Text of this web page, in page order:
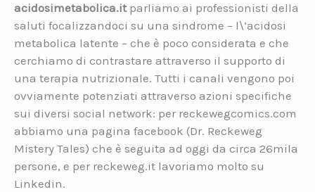
acidosimetabolica.itparliamo ai professionisti della
saluti focalizzandoci su una sindrome – l\’acidosi
metabolica latente – che è poco considerata e che
cerchiamo di contrastare attraverso il supporto di
una terapia nutrizionale. Tutti i canali vengono poi
ovviamente potenziati attraverso azioni specifiche
sui diversi social network: per reckewegcomics.com
abbiamo una pagina facebook (Dr. Reckeweg
Mistery Tales) che è seguita ad oggi da circa 26mila
persone, e per reckeweg.it lavoriamo molto su
Linkedin.